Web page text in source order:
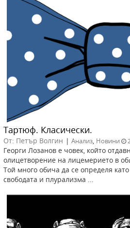
Тартюф. Класически.
От: Петър Волгин | Анализ, Новини
Георги Лозанов е човек, който
олицетворение на лицемерието в
Той много обича да се определя
свободата и плурализма ...